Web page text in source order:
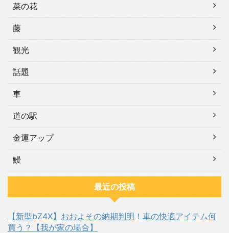
菜の花
藤
観光
話題
車
道の駅
金運アップ
鰻
最近の投稿
【新型bZ4X】おおよその納期判明！車の快適アイテム何
買う？【我が家の場合】